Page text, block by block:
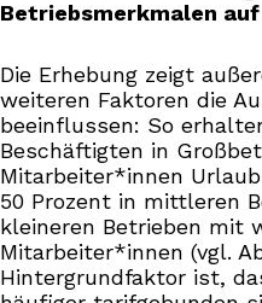
Betriebsmerkmalen
Die Erhebung zeigt
weiteren Faktoren die
beeinflussen: So
Beschäftigten in
Mitarbeiter*innen
50 Prozent in mittleren
kleineren Betrieben mit
Mitarbeiter*innen (vgl.
Hintergrundfaktor ist,